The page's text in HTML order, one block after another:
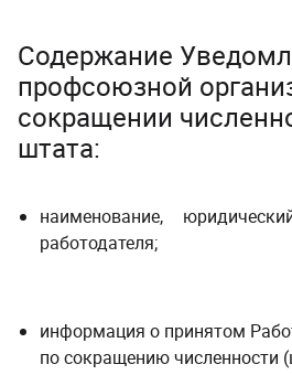
Содержание
профсоюзной
сокращении
штата:
наименование,
работодателя;
информация о принятом
по сокращению численности